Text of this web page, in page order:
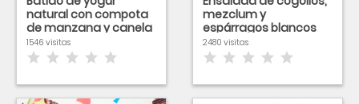
natural con compota
de manzana y canela
1546 visitas
mezclum y
espárragos blancos
D.O Navarra
2480 visitas